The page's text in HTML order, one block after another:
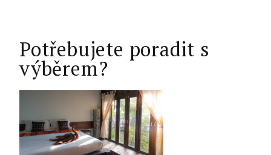
Potřebujete poradit s
výběrem?